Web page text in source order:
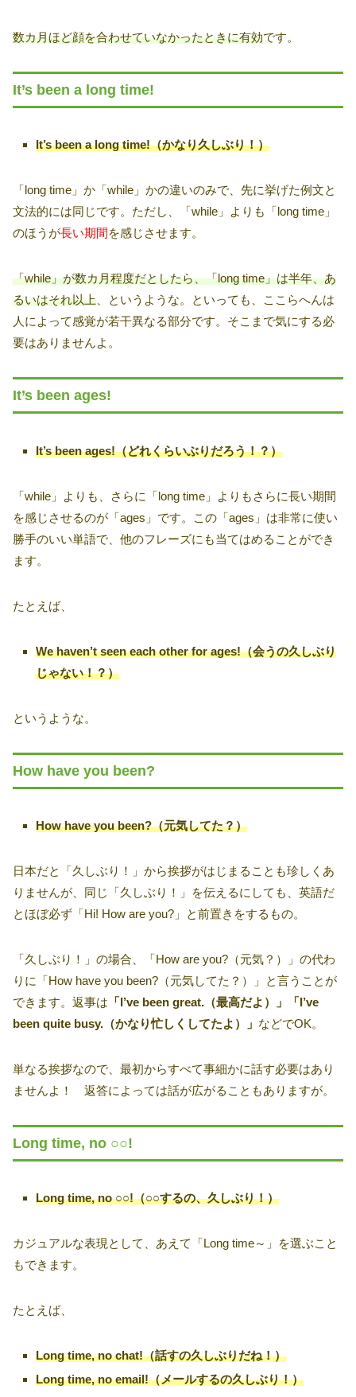
数カ月ほど顔を合わせていなかったときに有効です。
It’s been a long time!
It’s been a long time!（かなり久しぶり！）
「long time」か「while」かの違いのみで、先に挙げた例文と
文法的には同じです。ただし、「while」よりも「long time」
のほうが長い期間を感じさせます。
「while」が数カ月程度だとしたら、「long time」は半年、あ
るいはそれ以上 、というような。といっても、ここらへんは
人によって感覚が若干異なる部分です。そこまで気にする必
要はありませんよ。
It’s been ages!
It’s been ages!（どれくらいぶりだろう！？）
「while」よりも、さらに「long time」よりもさらに長い期間
を感じさせるのが「ages」です。この「ages」は非常に使い
勝手のいい単語で、他のフレーズにも当てはめることができ
ます。
たとえば、
We haven’t seen each other for ages!（会うの久しぶり
じゃない！？）
というような。
How have you been?
How have you been?（元気してた？）
日本だと「久しぶり！」から挨拶がはじまることも珍しくあ
りませんが、同じ「久しぶり！」を伝えるにしても、英語だ
とほぼ必ず「Hi! How are you?」と前置きをするもの。
「久しぶり！」の場合、「How are you?（元気？）」の代わ
りに「How have you been?（元気してた？）」と言うことが
できます。返事は 「I’ve been great.（最高だよ）」「I’ve
been quite busy.（かなり忙しくしてたよ）」 などでOK。
単なる挨拶なので、最初からすべて事細かに話す必要はあり
ませんよ！ 返答によっては話が広がることもありますが。
Long time, no ○○!
Long time, no ○○!（○○するの、久しぶり！）
カジュアルな表現として、あえて「Long time～」を選ぶこと
もできます。
たとえば、
Long time, no chat!（話すの久しぶりだね！）
Long time, no email!（メールするの久しぶり！）